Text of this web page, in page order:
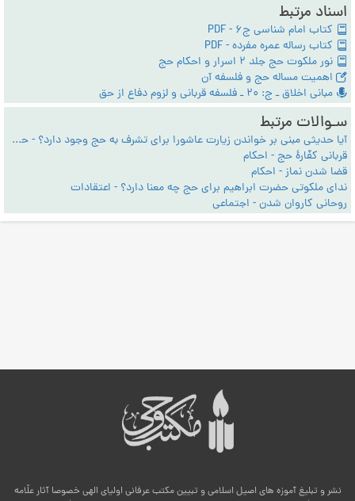
اسناد مرتبط
کتاب امام شناسی ج6 - PDF
کتاب رساله عمره مفرده - PDF
نور ملکوت حج جلد 2 اسرار و احکام حج
اهمیت مساله حج و فلسفه آن
مبانی اخلاق ـ ج: 20 ـ فلسفه قربانی و لزوم دفاع از حق
سـوالات مرتبط
آیا حدیثی مبنی بر خواندن زیارت عاشورا برای تشرف به حج وجود دارد؟ - حدیث ودعاء
قربانی کفّارۀ حج - احکام
قضا شدن نماز - احکام
ندای ملکوتی حضرت ابراهیم برای حج چه معنا دارد؟ - اعتقادات
روحانی کاروان شدن - اجتماعی
نشر و تبلیغ آموزه های اصیل اسلامی و تبیین مکتب عرفانی اولیای الهی خصوصا آثار علّامه